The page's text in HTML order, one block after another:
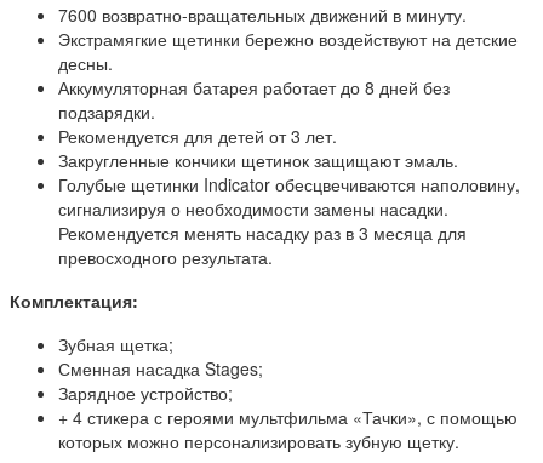
7600 возвратно-вращательных движений в минуту.
Экстрамягкие щетинки бережно воздействуют на детские
десны.
Аккумуляторная батарея работает до 8 дней без
подзарядки.
Рекомендуется для детей от 3 лет.
Закругленные кончики щетинок защищают эмаль.
Голубые щетинки Indicator обесцвечиваются наполовину,
сигнализируя о необходимости замены насадки.
Рекомендуется менять насадку раз в 3 месяца для
превосходного результата.
Комплектация:
Зубная щетка;
Сменная насадка Stages;
Зарядное устройство;
+ 4 стикера с героями мультфильма «Тачки», с помощью
которых можно персонализировать зубную щетку.